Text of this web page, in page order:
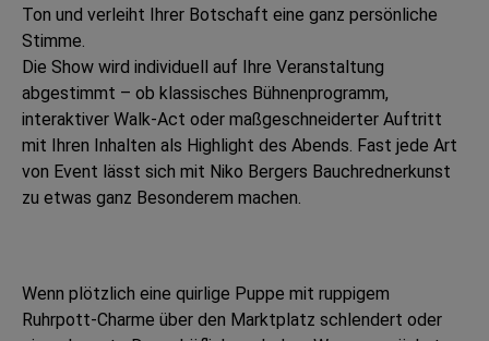
Ton und verleiht Ihrer Botschaft eine ganz persönliche
Stimme.
Die Show wird individuell auf Ihre Veranstaltung
abgestimmt – ob klassisches Bühnenprogramm,
interaktiver Walk-Act oder maßgeschneiderter Auftritt
mit Ihren Inhalten als Highlight des Abends. Fast jede Art
von Event lässt sich mit Niko Bergers Bauchrednerkunst
zu etwas ganz Besonderem machen.
Wenn plötzlich eine quirlige Puppe mit ruppigem
Ruhrpott-Charme über den Marktplatz schlendert oder